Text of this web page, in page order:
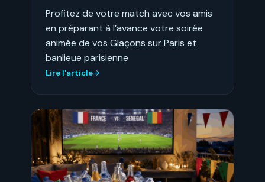
Profitez de votre match avec vos amis
en préparant à l’avance votre soirée
animée de vos Glaçons sur Paris et
banlieue parisienne
Lire l'article